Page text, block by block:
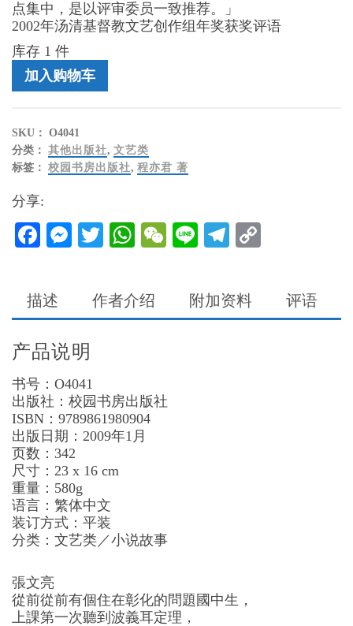
点集中，是以评审委员一致推荐。」
2002年汤清基督教文艺创作组年奖获奖评语
库存 1 件
约
话
（原
名:
书
票
的
加入购物车
SKU： O4041
分类： 其他出版社, 文艺类
标签： 校园书房出版社, 程亦君 著
分享:
Facebook
Messenger
TwitterWhatsApp
WeChat
LineTelegram
描述 作者介绍 附加资料 评语
产品说明
书号：O4041
出版社：校园书房出版社
ISBN：9789861980904
出版日期：2009年1月
页数：342
尺寸：23 x 16 cm
重量：580g
语言：繁体中文
装订方式：平装
分类：文艺类／小说故事
張文亮
從前從前有個住在彰化的問題國中生，
上課第一次聽到波義耳定理，